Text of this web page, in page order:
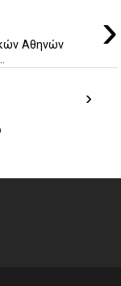
›
Αθηνών
›